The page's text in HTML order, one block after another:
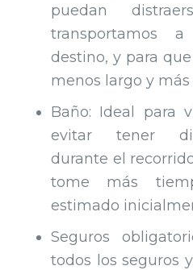
puedan
transportamos
destino, y para
menos largo y
Baño: Ideal para
evitar tener
durante el
tome más
estimado
Seguros
todos los seguros